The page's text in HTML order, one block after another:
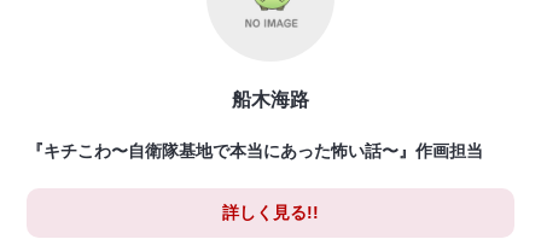
船木海路
『キチこわ〜自衛隊基地で本当にあった怖い話〜』作画担当
詳しく見る!!